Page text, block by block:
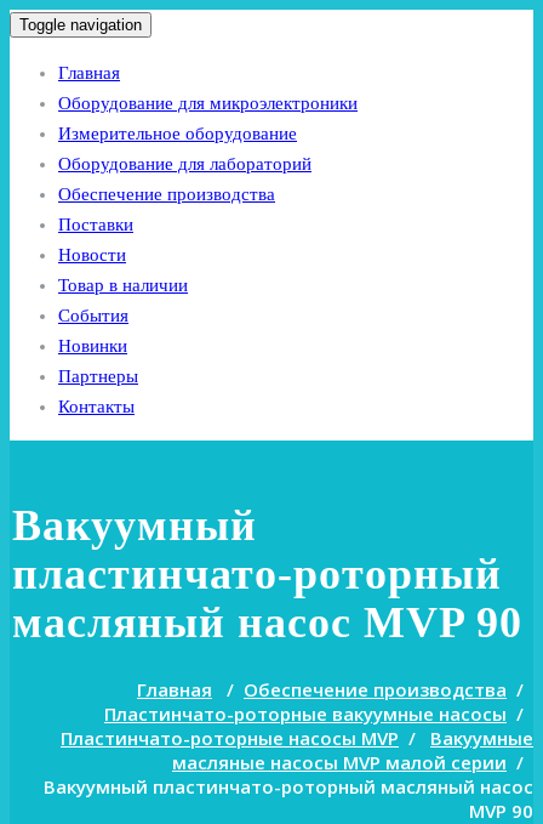
Toggle navigation
Главная
Оборудование для микроэлектроники
Измерительное оборудование
Оборудование для лабораторий
Обеспечение производства
Поставки
Новости
Товар в наличии
События
Новинки
Партнеры
Контакты
Вакуумный
пластинчато-роторный
масляный насос MVP 90
Главная / Обеспечение производства /
Пластинчато-роторные вакуумные насосы /
Пластинчато-роторные насосы MVP / Вакуумные
масляные насосы MVP малой серии /
Вакуумный пластинчато-роторный масляный насос
MVP 90